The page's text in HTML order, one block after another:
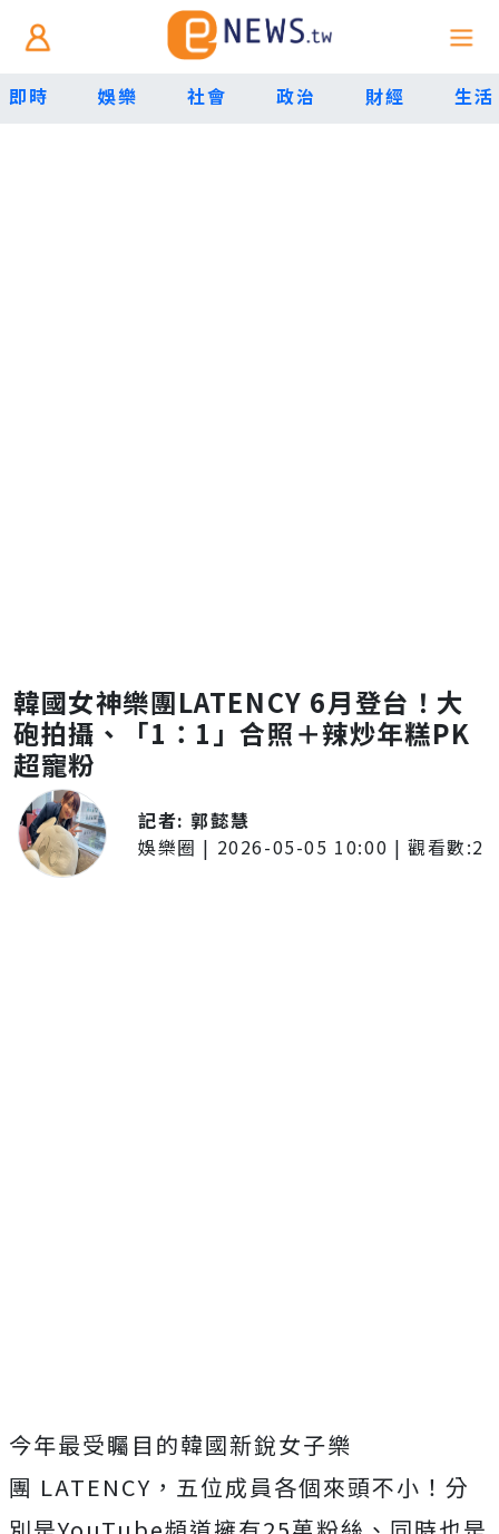
即時 娛樂 社會 政治 財經 生活
韓國女神樂團LATENCY 6月登台！大
砲拍攝、「1：1」合照＋辣炒年糕PK
超寵粉
記者:郭懿慧
娛樂圈 | 2026-05-05 10:00 | 觀看數:2
今年最受矚目的韓國新銳女子樂
團 LATENCY ， 五位成員各個來頭不小！分